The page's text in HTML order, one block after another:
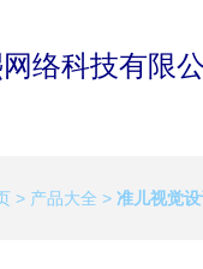
络科技有限
> 产品大全 > 准儿视觉